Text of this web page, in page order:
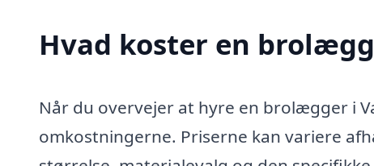
Hvad koster en
Når du overvejer at hyre en brolægger i
omkostningerne. Priserne kan variere